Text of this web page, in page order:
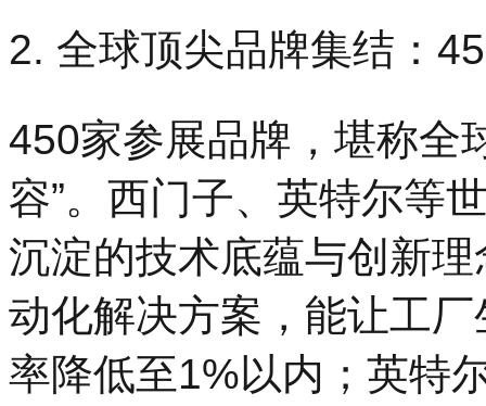
2. 全球顶尖品牌集结：
450家参展品牌，堪称全
容”。西门子、英特尔等
沉淀的技术底蕴与创新
动化解决方案，能让工
率降低至1%以内；英特